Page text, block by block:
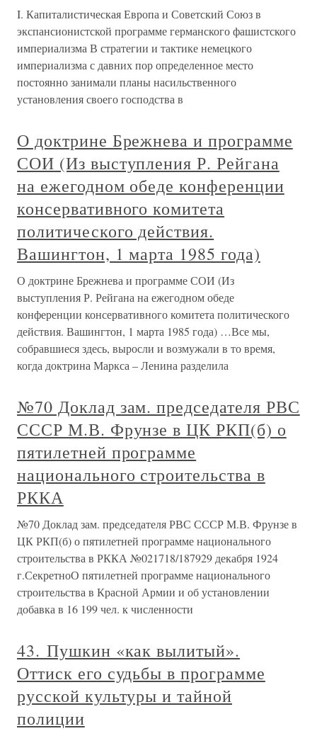
I. Капиталистическая Европа и Советский Союз в
экспансионистской программе германского фашистского
империализма В стратегии и тактике немецкого
империализма с давних пор определенное место
постоянно занимали планы насильственного
установления своего господства в
О доктрине Брежнева и программе
СОИ (Из выступления Р. Рейгана
на ежегодном обеде конференции
консервативного комитета
политического действия.
Вашингтон, 1 марта 1985 года)
О доктрине Брежнева и программе СОИ (Из
выступления Р. Рейгана на ежегодном обеде
конференции консервативного комитета политического
действия. Вашингтон, 1 марта 1985 года) …Все мы,
собравшиеся здесь, выросли и возмужали в то время,
когда доктрина Маркса – Ленина разделила
№70 Доклад зам. председателя РВС
СССР М.В. Фрунзе в ЦК РКП(б) о
пятилетней программе
национального строительства в
РККА
№70 Доклад зам. председателя РВС СССР М.В. Фрунзе в
ЦК РКП(б) о пятилетней программе национального
строительства в РККА №021718/187929 декабря 1924
г.СекретноО пятилетней программе национального
строительства в Красной Армии и об установлении
добавка в 16 199 чел. к численности
43. Пушкин «как вылитый».
Оттиск его судьбы в программе
русской культуры и тайной
полиции